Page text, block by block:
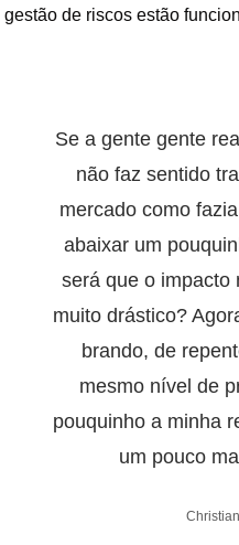
gestão de riscos estão
Se a gente gente
não faz sentido
mercado como
abaixar um
será que o impacto
muito drástico?
brando, de
mesmo nível de
pouquinho a minha
um pouco